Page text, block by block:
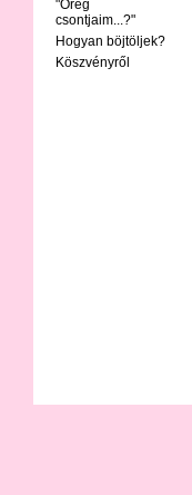
"Öreg
csontjaim...?"
Hogyan böjtöljek?
Köszvényről